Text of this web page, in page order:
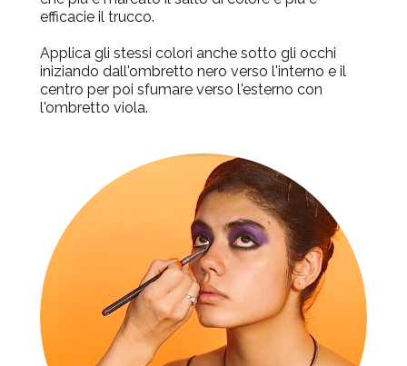
efficacie il trucco.
Applica gli stessi colori anche sotto gli occhi
iniziando dall'ombretto nero verso l'interno e il
centro per poi sfumare verso l'esterno con
l'ombretto viola.